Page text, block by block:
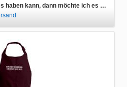
Damen T-Shirt Wenn jeder es haben kann, dann möchte ich es nicht.